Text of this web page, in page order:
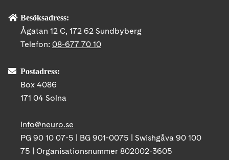
Besöksadress:
Ågatan 12 C, 172 62 Sundbyberg
Telefon: 08-677 70 10
Postadress:
Box 4086
171 04 Solna
info@neuro.se
PG 90 10 07-5 | BG 901-0075 | Swishgåva 90 100
75 | Organisationsnummer 802002-3605